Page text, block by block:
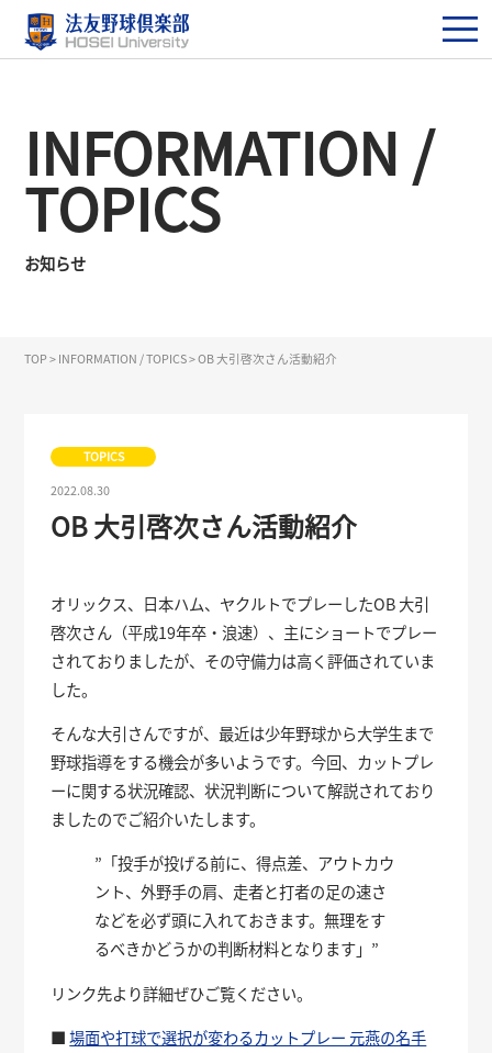
INFORMATION /
TOPICS
お知らせ
TOP> INFORMATION / TOPICS>OB 大引啓次さん活動紹介
TOPICS
2022.08.30
OB 大引啓次さん活動紹介
オリックス、日本ハム、ヤクルトでプレーしたOB 大引
啓次さん（平成19年卒・浪速）、主にショートでプレー
されておりましたが、その守備力は高く評価されていま
した。
そんな大引さんですが、最近は少年野球から大学生まで
野球指導をする機会が多いようです。今回、カットプレ
ーに関する状況確認、状況判断について解説されており
ましたのでご紹介いたします。
”「投手が投げる前に、得点差、アウトカウ
ント、外野手の肩、走者と打者の足の速さ
などを必ず頭に入れておきます。無理をす
るべきかどうかの判断材料となります」”
リンク先より詳細ぜひご覧ください。
■場面や打球で選択が変わるカットプレー 元燕の名手